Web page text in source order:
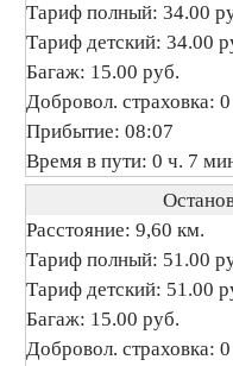
Тариф полный: 34.00
Тариф детский: 34.00
Багаж: 15.00 руб.
Добровол. страховка:
Прибытие: 08:07
Время в пути: 0 ч. 7
Расстояние: 9,60 км.
Тариф полный: 51.00
Тариф детский: 51.00
Багаж: 15.00 руб.
Добровол. страховка: